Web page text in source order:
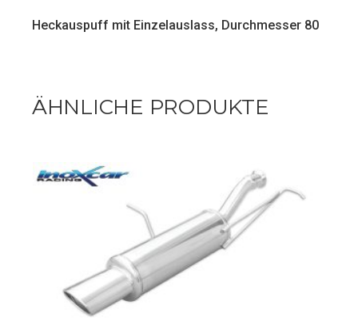
Heckauspuff mit Einzelauslass, Durchmesser 80
ÄHNLICHE PRODUKTE